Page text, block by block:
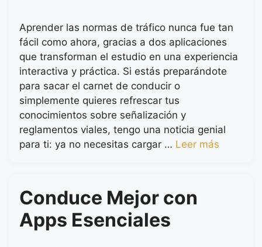
Aprender las normas de tráfico nunca fue tan
fácil como ahora, gracias a dos aplicaciones
que transforman el estudio en una experiencia
interactiva y práctica. Si estás preparándote
para sacar el carnet de conducir o
simplemente quieres refrescar tus
conocimientos sobre señalización y
reglamentos viales, tengo una noticia genial
para ti: ya no necesitas cargar … Leer más
Conduce Mejor con
Apps Esenciales